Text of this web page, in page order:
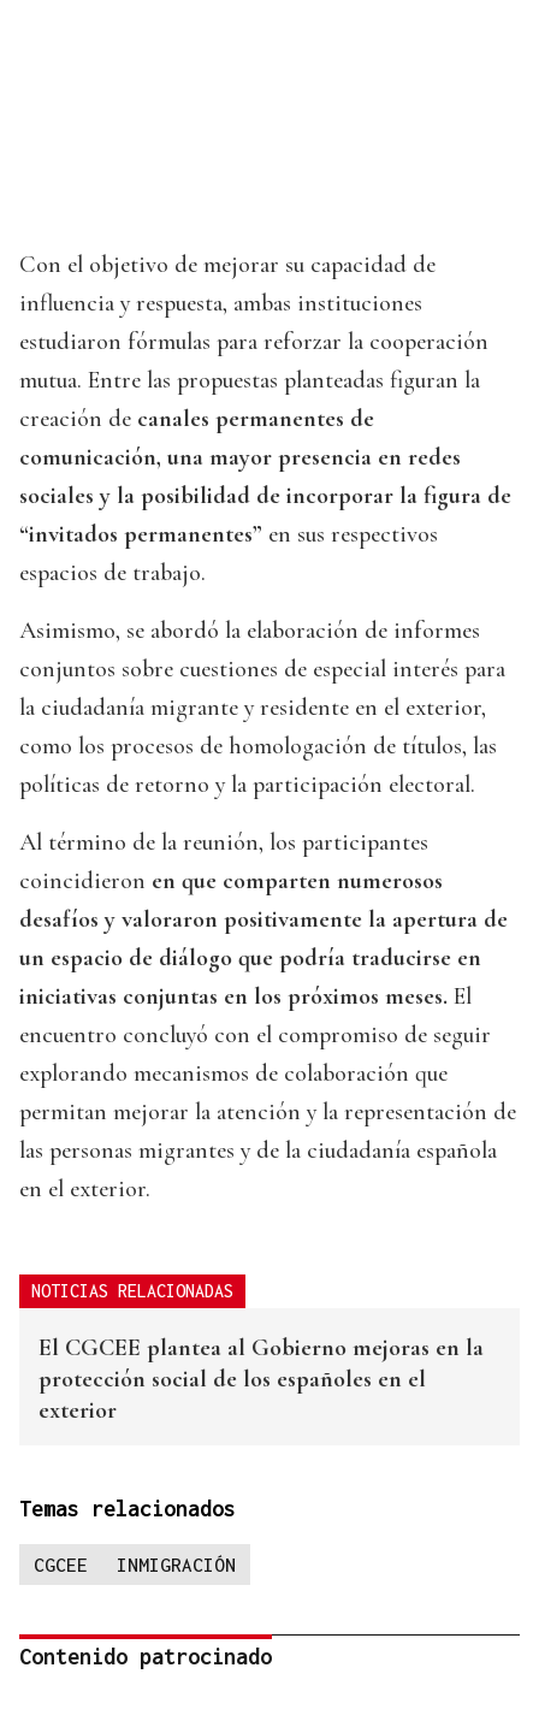
Con el objetivo de mejorar su capacidad de
influencia y respuesta, ambas instituciones
estudiaron fórmulas para reforzar la cooperación
mutua. Entre las propuestas planteadas figuran la
creación de canales permanentes de
comunicación, una mayor presencia en redes
sociales y la posibilidad de incorporar la figura de
“invitados permanentes” en sus respectivos
espacios de trabajo.
Asimismo, se abordó la elaboración de informes
conjuntos sobre cuestiones de especial interés para
la ciudadanía migrante y residente en el exterior,
como los procesos de homologación de títulos, las
políticas de retorno y la participación electoral.
Al término de la reunión, los participantes
coincidieron en que comparten numerosos
desafíos y valoraron positivamente la apertura de
un espacio de diálogo que podría traducirse en
iniciativas conjuntas en los próximos meses. El
encuentro concluyó con el compromiso de seguir
explorando mecanismos de colaboración que
permitan mejorar la atención y la representación de
las personas migrantes y de la ciudadanía española
en el exterior.
NOTICIAS RELACIONADAS
El CGCEE plantea al Gobierno mejoras en la
protección social de los españoles en el
exterior
Temas relacionados
CGCEE INMIGRACIÓN
Contenido patrocinado